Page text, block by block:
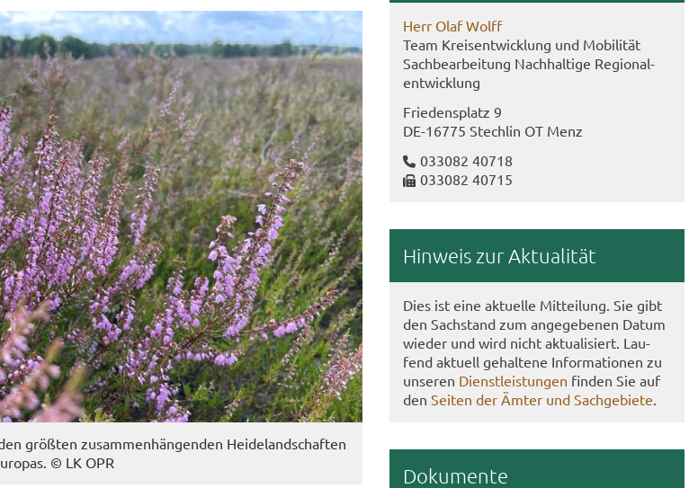
größ­ten zu­sam­men­hän­gen­den Hei­de­land­schaf­ten
© LK OPR
Herr Olaf Wolff
Team Kreis­ent­wick­lung und Mo­bi­li­tät
Sach­be­ar­bei­tung Nach­hal­ti­ge Re­gio­nal­
ent­wick­lung
Frie­dens­platz 9
DE-​16775 Stech­lin OT Menz
033082 40718
033082 40715
Hin­weis zur Ak­tua­li­tät
Dies ist eine ak­tu­el­le Mit­tei­lung. Sie gibt
den Sach­stand zum an­ge­ge­be­nen Datum
wie­der und wird nicht ak­tua­li­siert. Lau­
fend ak­tu­ell ge­hal­te­ne In­for­ma­tio­nen zu
un­se­ren Dienst­leis­tun­gen fin­den Sie auf
den Sei­ten der Ämter und Sach­ge­bie­te.
Do­ku­men­te